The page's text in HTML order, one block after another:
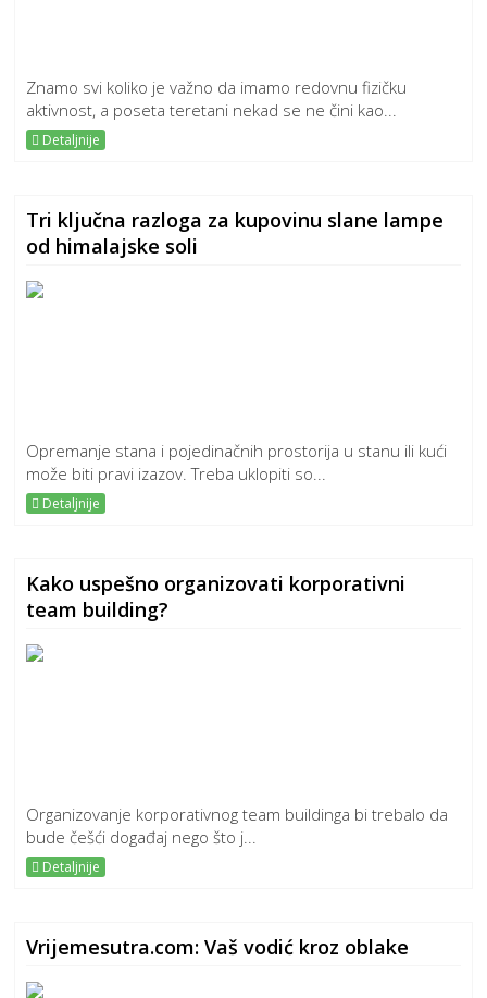
Znamo svi koliko je važno da imamo redovnu fizičku
aktivnost, a poseta teretani nekad se ne čini kao...
Detaljnije
Tri ključna razloga za kupovinu slane lampe
od himalajske soli
Opremanje stana i pojedinačnih prostorija u stanu ili kući
može biti pravi izazov. Treba uklopiti so...
Detaljnije
Kako uspešno organizovati korporativni
team building?
Organizovanje korporativnog team buildinga bi trebalo da
bude češći događaj nego što j...
Detaljnije
Vrijemesutra.com: Vaš vodić kroz oblake